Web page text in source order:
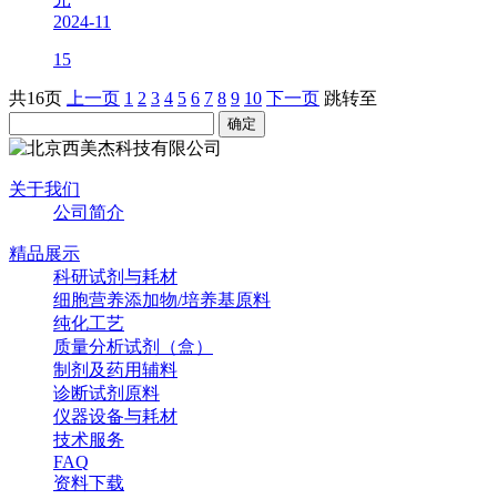
2024-11
15
共16页 上一页 1 2 3 4 5 6 7 8 9 10 下一页 跳转至
关于我们
公司简介
精品展示
科研试剂与耗材
细胞营养添加物/培养基原料
纯化工艺
质量分析试剂（盒）
制剂及药用辅料
诊断试剂原料
仪器设备与耗材
技术服务
FAQ
资料下载